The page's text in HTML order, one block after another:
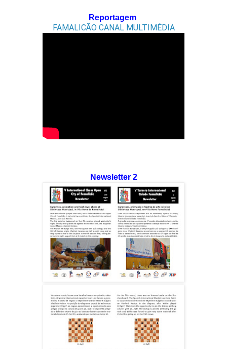
Reportagem
FAMALICÃO CANAL MULTIMÉDIA
Newsletter 2